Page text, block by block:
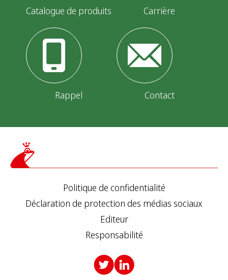
Catalogue de produits Carrière
Rappel Contact
Politique de confidentialité
Déclaration de protection des médias sociaux
Editeur
Responsabilité